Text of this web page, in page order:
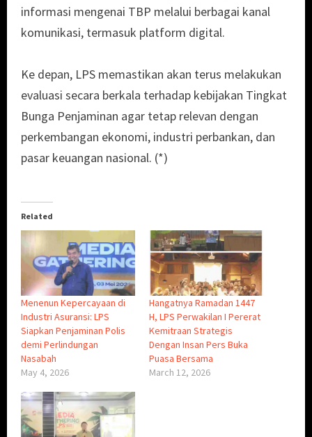
informasi mengenai TBP melalui berbagai kanal
komunikasi, termasuk platform digital.
Ke depan, LPS memastikan akan terus melakukan
evaluasi secara berkala terhadap kebijakan Tingkat
Bunga Penjaminan agar tetap relevan dengan
perkembangan ekonomi, industri perbankan, dan
pasar keuangan nasional. (*)
Related
Menenun Kepercayaan di
Industri Asuransi: LPS
Siapkan Penjaminan Polis
demi Perlindungan
Nasabah
May 4, 2026
Hangatnya Ramadan 1447
H, LPS Perwakilan I Pererat
Kemitraan Strategis
Dengan Insan Pers Buka
Puasa Bersama
March 12, 2026